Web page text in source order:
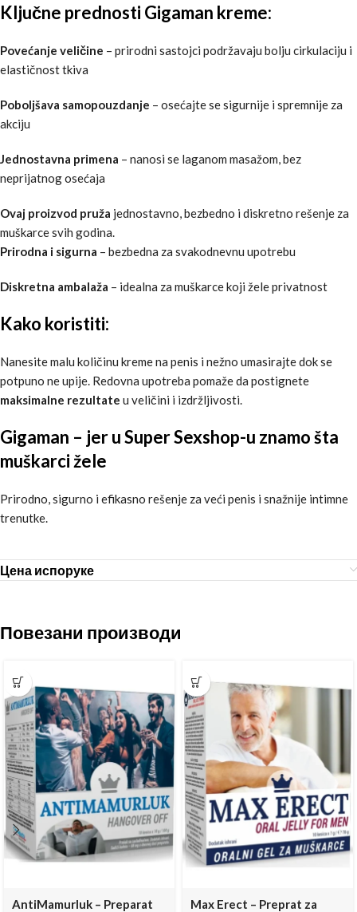
Ključne prednosti Gigaman kreme:
Povećanje veličine – prirodni sastojci podržavaju bolju cirkulaciju i
elastičnost tkiva
Poboljšava samopouzdanje – osećajte se sigurnije i spremnije za
akciju
Jednostavna primena – nanosi se laganom masažom, bez
neprijatnog osećaja
Ovaj proizvod pruža jednostavno, bezbedno i diskretno rešenje za
muškarce svih godina.
Prirodna i sigurna – bezbedna za svakodnevnu upotrebu
Diskretna ambalaža – idealna za muškarce koji žele privatnost
Kako koristiti:
Nanesite malu količinu kreme na penis i nežno umasirajte dok se
potpuno ne upije. Redovna upotreba pomaže da postignete
maksimalne rezultate u veličini i izdržljivosti.
Gigaman – jer uSuper Sexshop-u znamo šta
muškarci žele
Prirodno, sigurno i efikasno rešenje za veći penis i snažnije intimne
trenutke.
Цена испоруке
Повезани производи
AntiMamurluk – Preparat Max Erect – Preprat za